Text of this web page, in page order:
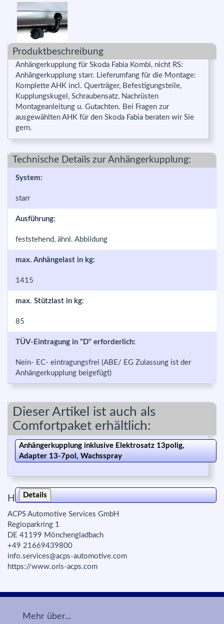
Produktbeschreibung
Anhängerkupplung für Skoda Fabia Kombi, nicht RS:
Anhängerkupplung starr. Lieferumfang für die Montage:
Komplette AHK incl. Querträger, Befestigungsteile,
Kupplungskugel, Schraubensatz, Nachrüsten
Montageanleitung u. Gutachten. Bei Fragen zur
ausgewählten AHK für den Skoda Fabia beraten wir Sie
gern.
Technische Details zur Anhängerkupplung:
System:
starr
Ausführung:
feststehend, ähnl. Abbildung
max. Anhängelast in kg:
1415
max. Stützlast in kg:
85
TÜV-Eintragung in "D" erforderlich:
Nein- EC- eintragungsfrei (ABE/ EG Zulassung ist der
Anhängerkupplung beigefügt)
Dieser Artikel ist auch als
Comfortpaket erhältlich:
Anhängerkupplung inklusive Elektrosatz 13polig,
Adapter 13-7pol, Wachsspray
Details
Herstellerinfo zur Produktsicherheit:
ACPS Automotive Services GmbH
Regioparkring 1
DE 41199 Mönchengladbach
+49 21669439800
info.services@acps-automotive.com
https://www.oris-acps.com
Mehr über...